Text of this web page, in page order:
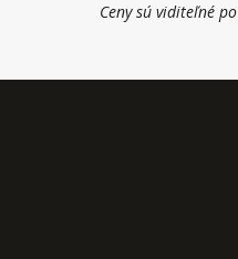
Ceny sú viditeľné po